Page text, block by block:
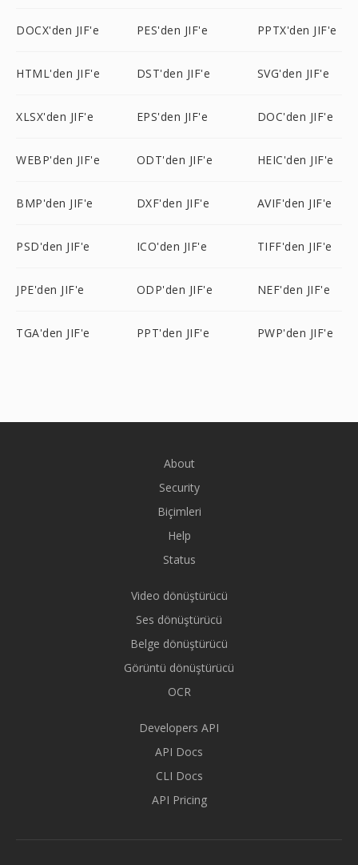
DOCX'den JIF'e PES'den JIF'e PPTX'den JIF'e
HTML'den JIF'e DST'den JIF'e SVG'den JIF'e
XLSX'den JIF'e EPS'den JIF'e DOC'den JIF'e
WEBP'den JIF'e ODT'den JIF'e HEIC'den JIF'e
BMP'den JIF'e DXF'den JIF'e AVIF'den JIF'e
PSD'den JIF'e ICO'den JIF'e TIFF'den JIF'e
JPE'den JIF'e ODP'den JIF'e NEF'den JIF'e
TGA'den JIF'e PPT'den JIF'e PWP'den JIF'e
About
Security
Biçimleri
Help
Status
Video dönüştürücü
Ses dönüştürücü
Belge dönüştürücü
Görüntü dönüştürücü
OCR
Developers API
API Docs
CLI Docs
API Pricing